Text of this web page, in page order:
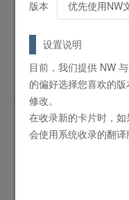
这个卡名的以①的方法
1回合只能使用1次。①
存在的场合，这张卡可
果从卡组将卡加入手牌
／邪恶★双子 」怪兽存
己抽1张。
吉娜虫惑魔
这个卡名的①③效果1回
可以将自己场上的1张
版本
设置说明
目前，我们提供 NW
的偏好选择您喜欢的
修改。
在收录新的卡片时，
会使用系统收录的翻译